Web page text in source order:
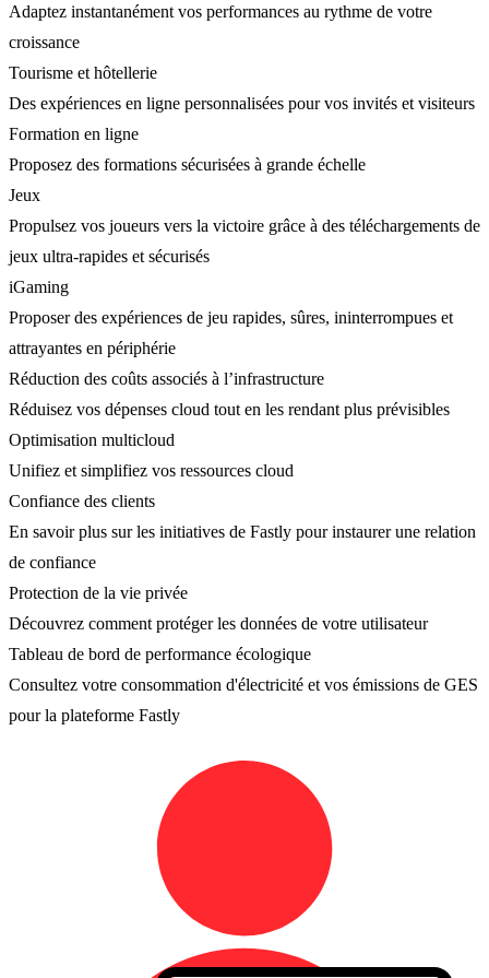
Adaptez instantanément vos performances au rythme de votre
croissance
Tourisme et hôtellerie
Des expériences en ligne personnalisées pour vos invités et visiteurs
Formation en ligne
Proposez des formations sécurisées à grande échelle
Jeux
Propulsez vos joueurs vers la victoire grâce à des téléchargements de
jeux ultra-rapides et sécurisés
iGaming
Proposer des expériences de jeu rapides, sûres, ininterrompues et
attrayantes en périphérie
Réduction des coûts associés à l’infrastructure
Réduisez vos dépenses cloud tout en les rendant plus prévisibles
Optimisation multicloud
Unifiez et simplifiez vos ressources cloud
Confiance des clients
En savoir plus sur les initiatives de Fastly pour instaurer une relation
de confiance
Protection de la vie privée
Découvrez comment protéger les données de votre utilisateur
Tableau de bord de performance écologique
Consultez votre consommation d'électricité et vos émissions de GES
pour la plateforme Fastly